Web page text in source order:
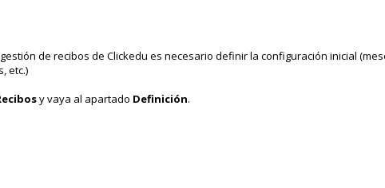
de recibos de Clickedu es necesario definir la configuración inicial
etc.)
y vaya al apartado Definición.